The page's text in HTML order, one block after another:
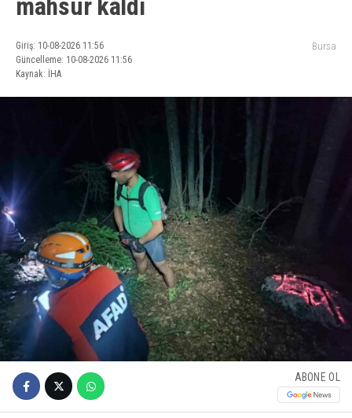
mahsur kaldı
Giriş: 10-08-2026 11:56
Güncelleme: 10-08-2026 11:56
Kaynak: İHA
Bursa
ABONE OL